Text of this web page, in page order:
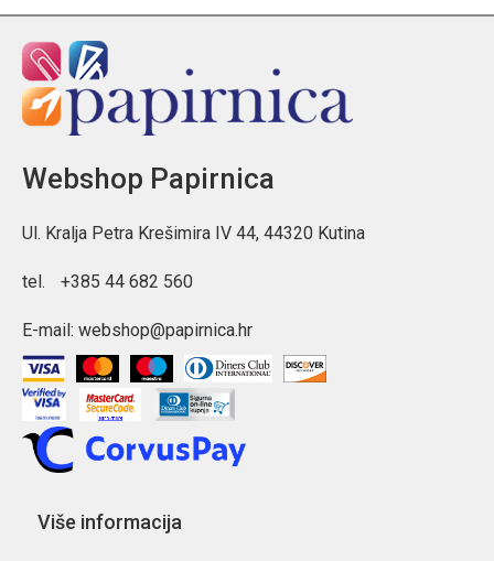
Webshop Papirnica
Ul. Kralja Petra Krešimira IV 44, 44320 Kutina
tel. +385 44 682 560
E-mail: webshop@papirnica.hr
Više informacija